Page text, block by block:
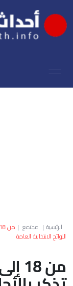
الرئيسية| مجتمع |
اللوائح الانتخابية العامة